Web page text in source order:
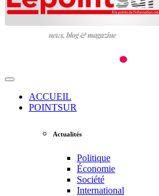
ACCUEIL
POINTSUR
Actualités
Politique
Économie
Société
International